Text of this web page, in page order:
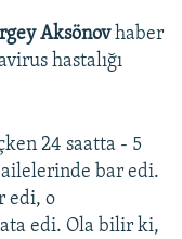
Aksönovhaber
hastalığı
24 saatta - 5
bar edi.
edi, o
edi. Ola bilir ki,